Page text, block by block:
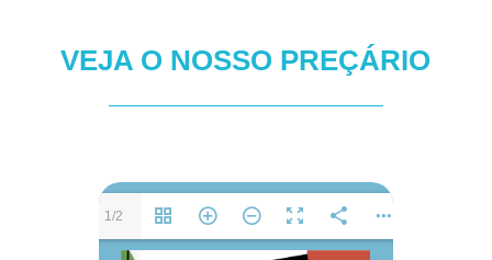
VEJA O NOSSO PREÇÁRIO
1/2